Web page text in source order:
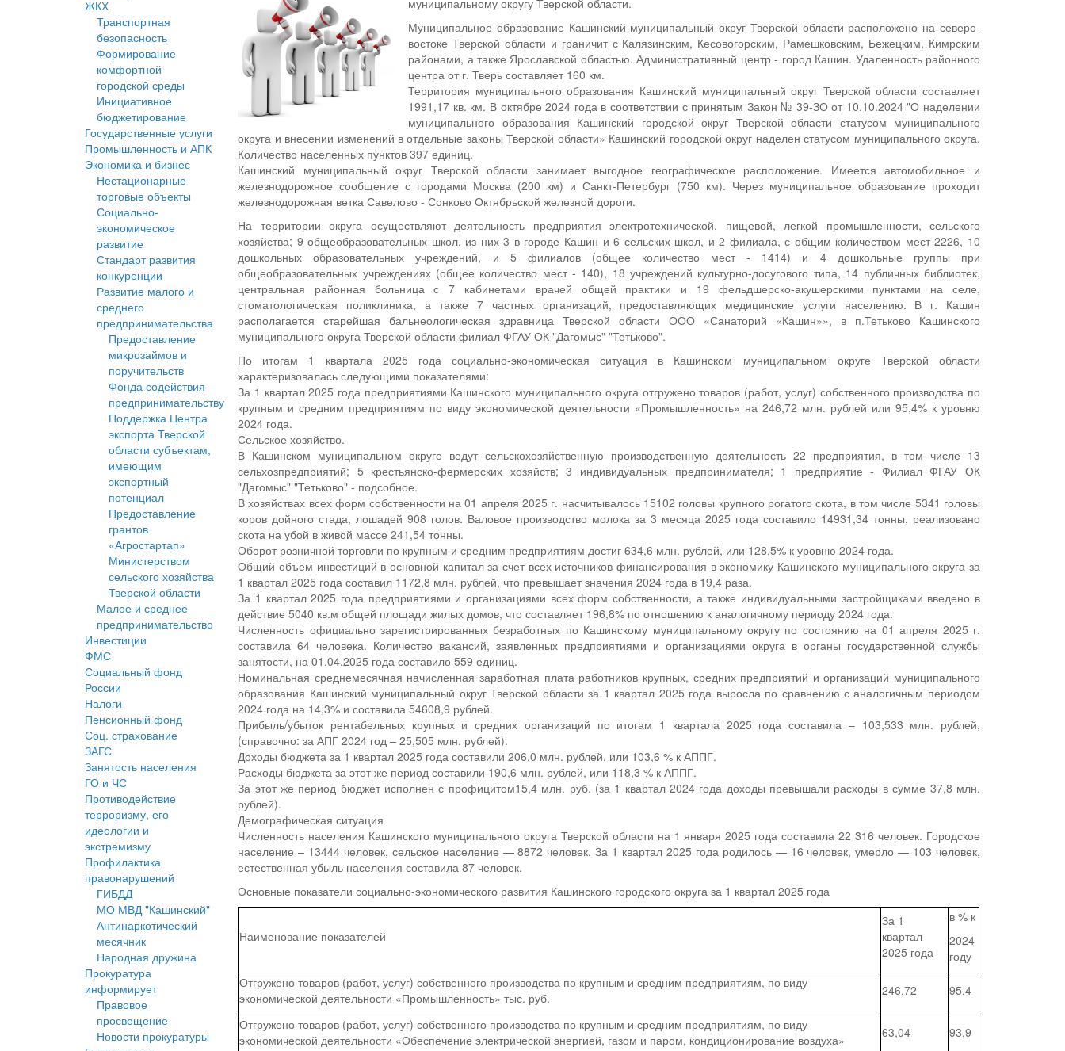
ЖКХ
Транспортная
безопасность
Формирование
комфортной
городской среды
Инициативное
бюджетирование
Государственные услуги
Промышленность и АПК
Экономика и бизнес
Нестационарные
торговые объекты
Социально-
экономическое
развитие
Стандарт развития
конкуренции
Развитие малого и
среднего
предпринимательства
Предоставление
микрозаймов и
поручительств
Фонда содействия
предпринимательству
Поддержка Центра
экспорта Тверской
области субъектам,
имеющим
экспортный
потенциал
Предоставление
грантов
«Агростартап»
Министерством
сельского хозяйства
Тверской области
Малое и среднее
предпринимательство
Инвестиции
ФМС
Социальный фонд
России
Налоги
Пенсионный фонд
Соц. страхование
ЗАГС
Занятость населения
ГО и ЧС
Противодействие
терроризму, его
идеологии и
экстремизму
Профилактика
правонарушений
ГИБДД
МО МВД "Кашинский"
Антинаркотический
месячник
Народная дружина
Прокуратура
информирует
Правовое
просвещение
Новости прокуратуры
муниципальному округу Тверской области.
Муниципальное образование Кашинский муниципальный округ Тверской области расположено на северо-
востоке Тверской области и граничит с Калязинским, Кесовогорским, Рамешковским, Бежецким, Кимрским
районами, а также Ярославской областью. Административный центр - город Кашин. Удаленность районного
центра от г. Тверь составляет 160 км.
Территория муниципального образования Кашинский муниципальный округ Тверской области составляет
1991,17 кв. км. В октябре 2024 года в соответствии с принятым Закон № 39-ЗО от 10.10.2024 "О наделении
муниципального образования Кашинский городской округ Тверской области статусом муниципального
округа и внесении изменений в отдельные законы Тверской области» Кашинский городской округ наделен статусом муниципального округа.
Количество населенных пунктов 397 единиц.
Кашинский муниципальный округ Тверской области занимает выгодное географическое расположение. Имеется автомобильное и
железнодорожное сообщение с городами Москва (200 км) и Санкт-Петербург (750 км). Через муниципальное образование проходит
железнодорожная ветка Савелово - Сонково Октябрьской железной дороги.
На территории округа осуществляют деятельность предприятия электротехнической, пищевой, легкой промышленности, сельского
хозяйства; 9 общеобразовательных школ, из них 3 в городе Кашин и 6 сельских школ, и 2 филиала, с общим количеством мест 2226, 10
дошкольных образовательных учреждений, и 5 филиалов (общее количество мест - 1414) и 4 дошкольные группы при
общеобразовательных учреждениях (общее количество мест - 140), 18 учреждений культурно-досугового типа, 14 публичных библиотек,
центральная районная больница с 7 кабинетами врачей общей практики и 19 фельдшерско-акушерскими пунктами на селе,
стоматологическая поликлиника, а также 7 частных организаций, предоставляющих медицинские услуги населению. В г. Кашин
располагается старейшая бальнеологическая здравница Тверской области ООО «Санаторий «Кашин»», в п.Тетьково Кашинского
муниципального округа Тверской области филиал ФГАУ ОК "Дагомыс" "Тетьково".
По итогам 1 квартала 2025 года социально-экономическая ситуация в Кашинском муниципальном округе Тверской области
характеризовалась следующими показателями:
За 1 квартал 2025 года предприятиями Кашинского муниципального округа отгружено товаров (работ, услуг) собственного производства по
крупным и средним предприятиям по виду экономической деятельности «Промышленность» на 246,72 млн. рублей или 95,4% к уровню
2024 года.
Сельское хозяйство.
В Кашинском муниципальном округе ведут сельскохозяйственную производственную деятельность 22 предприятия, в том числе 13
сельхозпредприятий; 5 крестьянско-фермерских хозяйств; 3 индивидуальных предпринимателя; 1 предприятие - Филиал ФГАУ ОК
"Дагомыс" "Тетьково" - подсобное.
В хозяйствах всех форм собственности на 01 апреля 2025 г. насчитывалось 15102 головы крупного рогатого скота, в том числе 5341 головы
коров дойного стада, лошадей 908 голов. Валовое производство молока за 3 месяца 2025 года составило 14931,34 тонны, реализовано
скота на убой в живой массе 241,54 тонны.
Оборот розничной торговли по крупным и средним предприятиям достиг 634,6 млн. рублей, или 128,5% к уровню 2024 года.
Общий объем инвестиций в основной капитал за счет всех источников финансирования в экономику Кашинского муниципального округа за
1 квартал 2025 года составил 1172,8 млн. рублей, что превышает значения 2024 года в 19,4 раза.
За 1 квартал 2025 года предприятиями и организациями всех форм собственности, а также индивидуальными застройщиками введено в
действие 5040 кв.м общей площади жилых домов, что составляет 196,8% по отношению к аналогичному периоду 2024 года.
Численность официально зарегистрированных безработных по Кашинскому муниципальному округу по состоянию на 01 апреля 2025 г.
составила 64 человека. Количество вакансий, заявленных предприятиями и организациями округа в органы государственной службы
занятости, на 01.04.2025 года составило 559 единиц.
Номинальная среднемесячная начисленная заработная плата работников крупных, средних предприятий и организаций муниципального
образования Кашинский муниципальный округ Тверской области за 1 квартал 2025 года выросла по сравнению с аналогичным периодом
2024 года на 14,3% и составила 54608,9 рублей.
Прибыль/убыток рентабельных крупных и средних организаций по итогам 1 квартала 2025 года составила – 103,533 млн. рублей,
(справочно: за АПГ 2024 год – 25,505 млн. рублей).
Доходы бюджета за 1 квартал 2025 года составили 206,0 млн. рублей, или 103,6 % к АППГ.
Расходы бюджета за этот же период составили 190,6 млн. рублей, или 118,3 % к АППГ.
За этот же период бюджет исполнен с профицитом15,4 млн. руб. (за 1 квартал 2024 года доходы превышали расходы в сумме 37,8 млн.
рублей).
Демографическая ситуация
Численность населения Кашинского муниципального округа Тверской области на 1 января 2025 года составила 22 316 человек. Городское
население – 13444 человек, сельское население — 8872 человек. За 1 квартал 2025 года родилось — 16 человек, умерло — 103 человек,
естественная убыль населения составила 87 человек.
Основные показатели социально-экономического развития Кашинского городского округа за 1 квартал 2025 года
Наименование показателей
За 1
квартал
2025 года
в % к
2024
году
Отгружено товаров (работ, услуг) собственного производства по крупным и средним предприятиям, по виду
экономической деятельности «Промышленность» тыс. руб.
246,72 95,4
Отгружено товаров (работ, услуг) собственного производства по крупным и средним предприятиям, по виду
экономической деятельности «Обеспечение электрической энергией, газом и паром, кондиционирование воздуха»
63,04 93,9